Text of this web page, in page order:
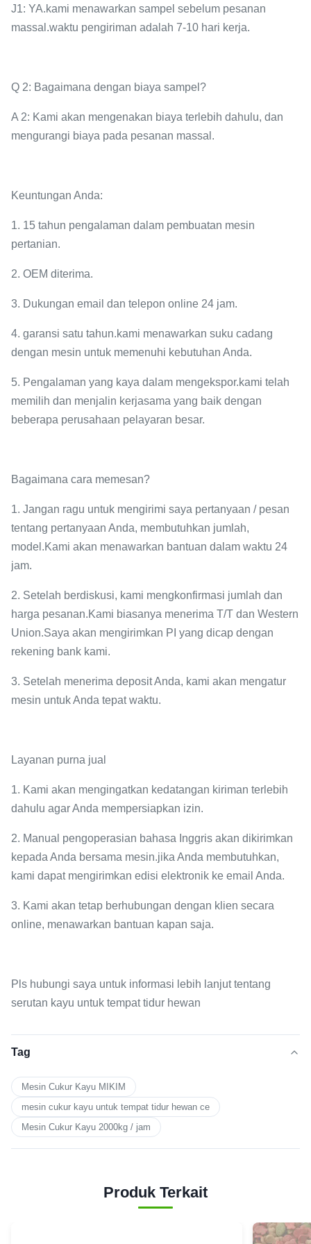
J1: YA.kami menawarkan sampel sebelum pesanan
massal.waktu pengiriman adalah 7-10 hari kerja.
Q 2: Bagaimana dengan biaya sampel?
A 2: Kami akan mengenakan biaya terlebih dahulu, dan
mengurangi biaya pada pesanan massal.
Keuntungan Anda:
1. 15 tahun pengalaman dalam pembuatan mesin
pertanian.
2. OEM diterima.
3. Dukungan email dan telepon online 24 jam.
4. garansi satu tahun.kami menawarkan suku cadang
dengan mesin untuk memenuhi kebutuhan Anda.
5. Pengalaman yang kaya dalam mengekspor.kami telah
memilih dan menjalin kerjasama yang baik dengan
beberapa perusahaan pelayaran besar.
Bagaimana cara memesan?
1. Jangan ragu untuk mengirimi saya pertanyaan / pesan
tentang pertanyaan Anda, membutuhkan jumlah,
model.Kami akan menawarkan bantuan dalam waktu 24
jam.
2. Setelah berdiskusi, kami mengkonfirmasi jumlah dan
harga pesanan.Kami biasanya menerima T/T dan Western
Union.Saya akan mengirimkan PI yang dicap dengan
rekening bank kami.
3. Setelah menerima deposit Anda, kami akan mengatur
mesin untuk Anda tepat waktu.
Layanan purna jual
1. Kami akan mengingatkan kedatangan kiriman terlebih
dahulu agar Anda mempersiapkan izin.
2. Manual pengoperasian bahasa Inggris akan dikirimkan
kepada Anda bersama mesin.jika Anda membutuhkan,
kami dapat mengirimkan edisi elektronik ke email Anda.
3. Kami akan tetap berhubungan dengan klien secara
online, menawarkan bantuan kapan saja.
Pls hubungi saya untuk informasi lebih lanjut tentang
serutan kayu untuk tempat tidur hewan
Tag
Mesin Cukur Kayu MIKIM
mesin cukur kayu untuk tempat tidur hewan ce
Mesin Cukur Kayu 2000kg / jam
Produk Terkait